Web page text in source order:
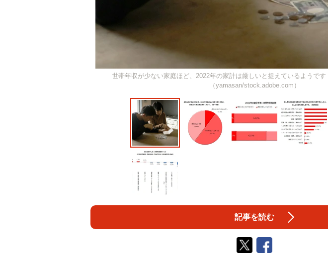
世帯年収が少ない家庭ほど、2022年の家計は厳しいと捉えているようで
（yamasan/stock.adobe.com）
記事を読む